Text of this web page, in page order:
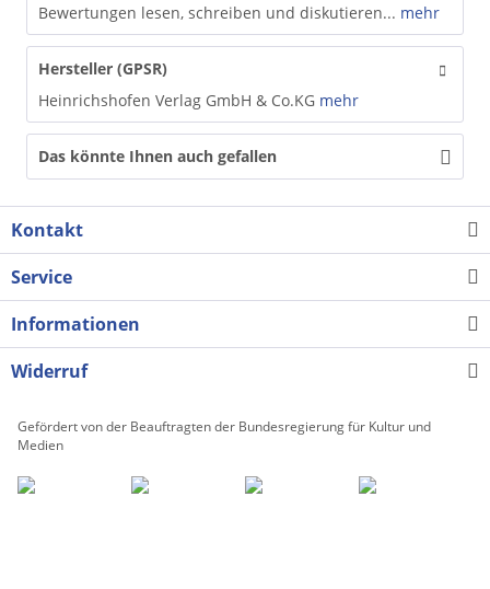
Bewertungen lesen, schreiben und diskutieren... mehr
Hersteller (GPSR)
Heinrichshofen Verlag GmbH & Co.KG mehr
Das könnte Ihnen auch gefallen
Kontakt
Service
Informationen
Widerruf
Gefördert von der Beauftragten der Bundesregierung für Kultur und
Medien